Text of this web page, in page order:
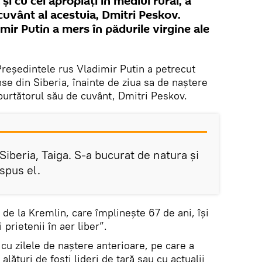
al acestuia, Dmitri Peskov.
Putin a mers în pădurile virgine ale
rus Vladimir Putin a petrecut
din Siberia, înainte de ziua sa de naștere
său de cuvânt, Dmitri Peskov.
Taiga. S-a bucurat de natura și
el.
la Kremlin, care împlinește 67 de ani, își
prietenii în aer liber”.
zilele de naștere anterioare, pe care a
de foşti lideri de ţară sau cu actualii